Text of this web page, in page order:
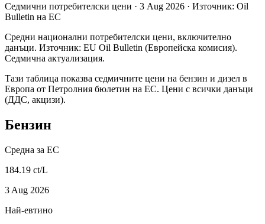
Седмични потребителски цени · 3 Aug 2026 · Източник: Oil
Bulletin на ЕС
Средни национални потребителски цени, включително
данъци. Източник: EU Oil Bulletin (Европейска комисия).
Седмична актуализация.
Тази таблица показва седмичните цени на бензин и дизел в
Европа от Петролния бюлетин на ЕС. Цени с всички данъци
(ДДС, акцизи).
Бензин
Средна за ЕС
184.19 ct/L
3 Aug 2026
Най-евтино